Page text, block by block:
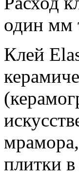
один мм
Клей
плитки в